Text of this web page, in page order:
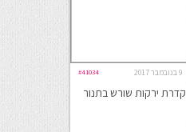
9 בנובמבר 2017 #41034
קדרת ירקות שורש בתנור